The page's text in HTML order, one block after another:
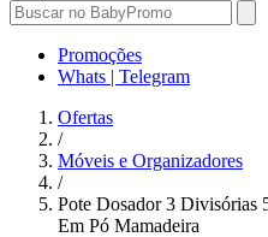
Promoções
Whats | Telegram
Ofertas
/
Móveis e Organizadores
/
Pote Dosador 3 Divisórias
Em Pó Mamadeira